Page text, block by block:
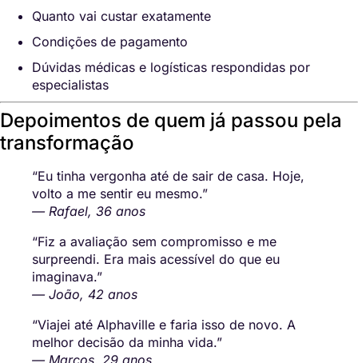
Quanto vai custar exatamente
Condições de pagamento
Dúvidas médicas e logísticas respondidas por
especialistas
Depoimentos de quem já passou pela
transformação
“Eu tinha vergonha até de sair de casa. Hoje,
volto a me sentir eu mesmo.”
— Rafael, 36 anos
“Fiz a avaliação sem compromisso e me
surpreendi. Era mais acessível do que eu
imaginava.”
— João, 42 anos
“Viajei até Alphaville e faria isso de novo. A
melhor decisão da minha vida.”
— Marcos, 29 anos